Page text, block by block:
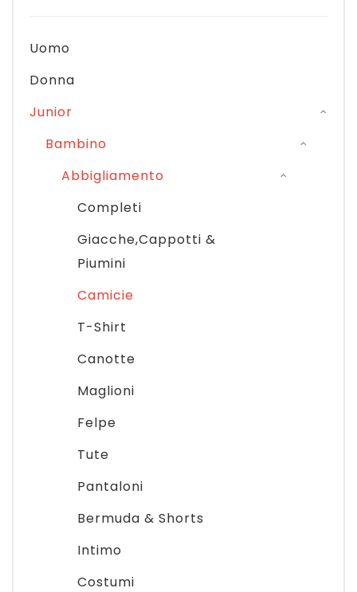
Uomo
Donna
Junior
Bambino
Abbigliamento
Completi
Giacche,Cappotti &
Piumini
Camicie
T-Shirt
Canotte
Maglioni
Felpe
Tute
Pantaloni
Bermuda & Shorts
Intimo
Costumi